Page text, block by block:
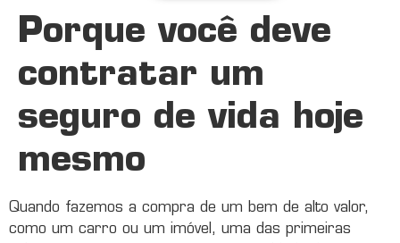
Porque você deve
contratar um
seguro de vida hoje
mesmo
Quando fazemos a compra de um bem de alto valor,
como um carro ou um imóvel, uma das primeiras